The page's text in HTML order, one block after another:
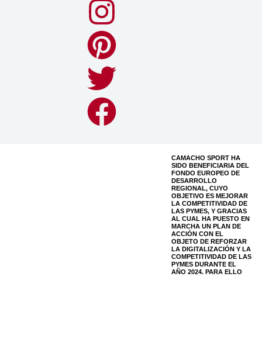
CAMACHO SPORT HA
SIDO BENEFICIARIA DEL
FONDO EUROPEO DE
DESARROLLO
REGIONAL, CUYO
OBJETIVO ES MEJORAR
LA COMPETITIVIDAD DE
LAS PYMES, Y GRACIAS
AL CUAL HA PUESTO EN
MARCHA UN PLAN DE
ACCIÓN CON EL
OBJETO DE REFORZAR
LA DIGITALIZACIÓN Y LA
COMPETITIVIDAD DE LAS
PYMES DURANTE EL
AÑO 2024. PARA ELLO